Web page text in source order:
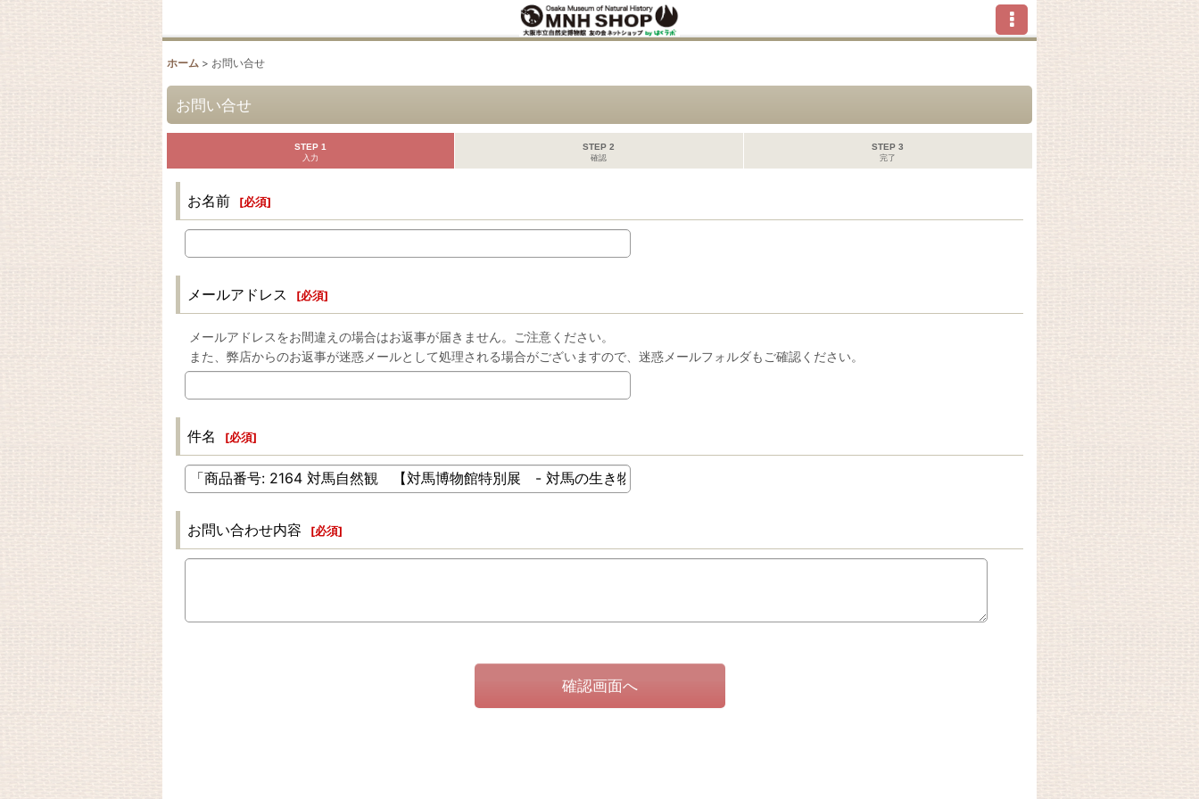
ホーム > お問い合せ
お問い合せ
STEP 1
入力
STEP 2
確認
STEP 3
完了
お名前 [必須]
メールアドレス [必須]
メールアドレスをお間違えの場合はお返事が届きません。ご注意ください。
また、弊店からのお返事が迷惑メールとして処理される場合がございますので、迷惑メールフォルダもご確認ください。
件名 [必須]
お問い合わせ内容 [必須]
確認画面へ